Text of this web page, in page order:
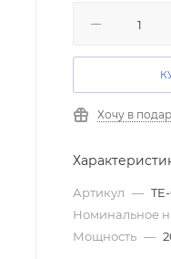
Хочу в
Артикул —
Номинальное
Мощность —